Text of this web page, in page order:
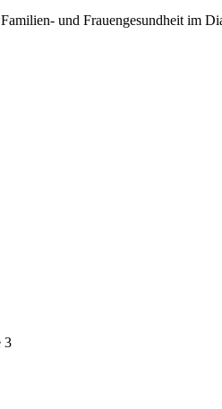
und Frauengesundheit im
3